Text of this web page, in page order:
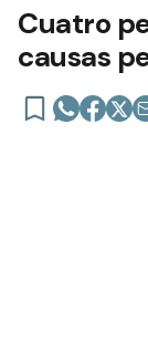
Cuatro
causas